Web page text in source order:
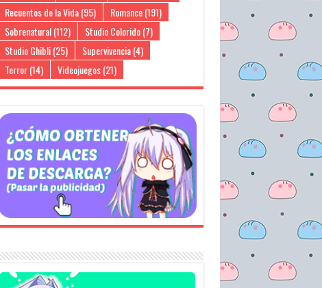
Recuentos de la Vida(95) Romance(191)
Sobrenatural(112) Studio Colorido(7)
Studio Ghibli(25) Supervivencia(4)
Terror(14) Videojuegos(21)